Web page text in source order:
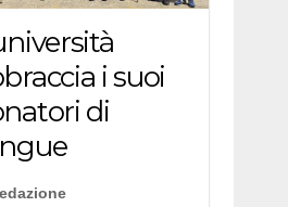
i suoi
di